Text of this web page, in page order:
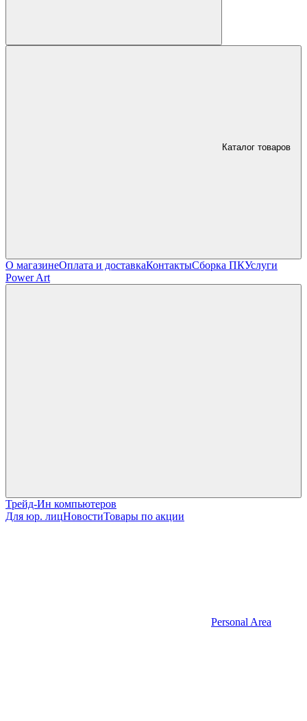
Каталог товаров
О магазинеОплата и доставкаКонтактыСборка ПКУслуги
Power Art
Трейд-Ин компьютеров
Для юр. лицНовостиТовары по акции
Personal Area